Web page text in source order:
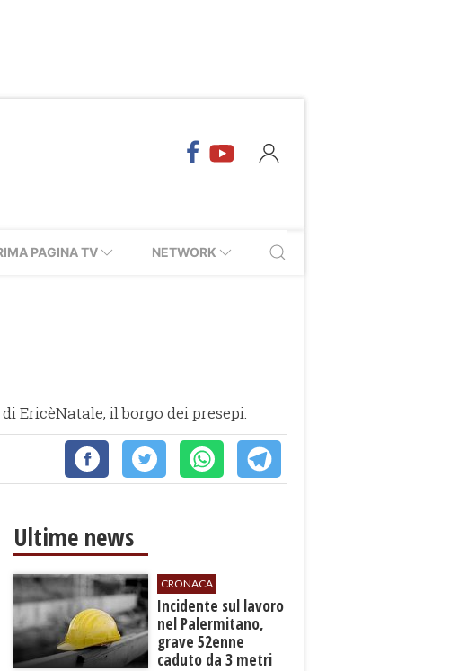
PAGINA TV NETWORK
EricèNatale, il borgo dei presepi.
Ultime news
CRONACA
​Incidente sul lavoro
nel Palermitano,
grave 52enne
caduto da 3 metri